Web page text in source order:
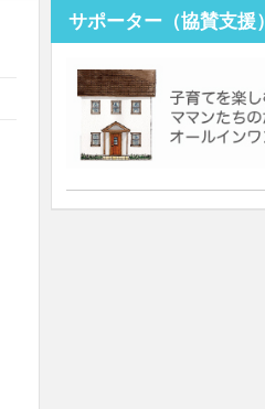
サポーター（協賛支援）